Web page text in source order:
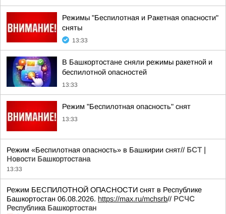
Режимы "Беспилотная и Ракетная опасности"
сняты
13:33
В Башкортостане сняли режимы ракетной и
беспилотной опасностей
13:33
Режим "Беспилотная опасность" снят
13:33
Режим «Беспилотная опасность» в Башкирии снят// БСТ |
Новости Башкортостана
13:33
Режим БЕСПИЛОТНОЙ ОПАСНОСТИ снят в Республике
Башкортостан 06.08.2026. https://max.ru/mchsrb// РСЧС
Республика Башкортостан